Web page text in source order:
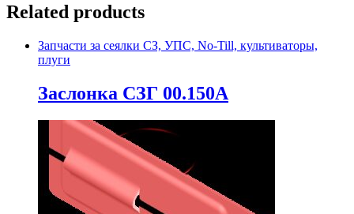
Related products
Запчасти за сеялки СЗ, УПС, No-Till, культиваторы,
плуги
Заслонка СЗГ 00.150А